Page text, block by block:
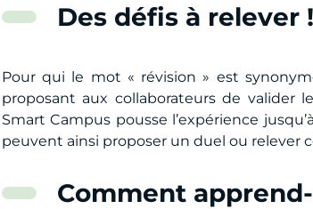
Des défis à relever !
Pour qui le mot « révision » est
proposant aux collaborateurs de valider
Smart Campus pousse l’expérience
peuvent ainsi proposer un duel ou relever
Comment